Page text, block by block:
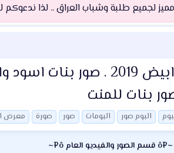
لجميع طلبة وشباب العراق .. لذا ندعوكم
البوم صور البومات صور صورة معرض
~¤ô قسم الصور والفيديو العام ô¤~